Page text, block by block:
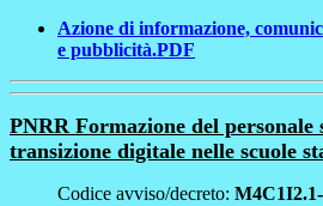
Azione di informazione,
e pubblicità.PDF
PNRR Formazione del personale
transizione digitale nelle scuole
Codice avviso/decreto: